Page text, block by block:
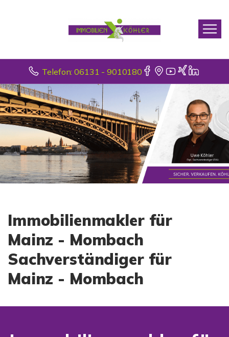
Telefon: 06131 - 9010180
Immobilienmakler für
Mainz - Mombach
Sachverständiger für
Mainz - Mombach